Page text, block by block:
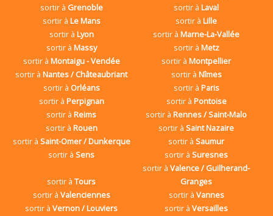
sortir à Grenoble sortir àLaval
sortir à Le Mans sortir àLille
sortir à Lyon sortir àMarne-La-Vallée
sortir à Massy sortir à Metz
sortir à Montaigu - Vendée sortir àMontpellier
sortir àNantes / Châteaubriant sortir à Nîmes
sortir à Orléans sortir à Paris
sortir à Perpignan sortir à Pontoise
sortir àReims sortir àRennes / Saint-Malo
sortir à Rouen sortir àSaint Nazaire
sortir à Saint-Omer / Dunkerque sortir àSaumur
sortir àSens sortir àSuresnes
sortir àTours
sortir àValence / Guilherand-
Granges
sortir à Valenciennes sortir à Vannes
sortir àVernon / Louviers sortir àVersailles